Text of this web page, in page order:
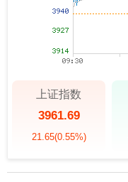
上证指数
3961.69
21.65(0.55%)